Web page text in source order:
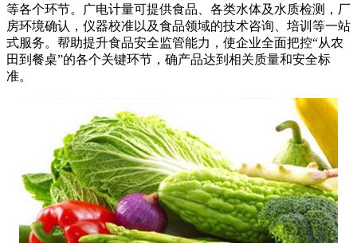
等各个环节。广电计量可提供食品、各类水体及水质检测，厂
房环境确认，仪器校准以及食品领域的技术咨询、培训等一站
式服务。帮助提升食品安全监管能力，使企业全面把控“从农
田到餐桌”的各个关键环节，确产品达到相关质量和安全标
准。